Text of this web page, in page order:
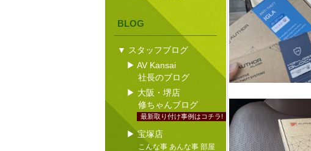
BLOG
▼ スタッフブログ
▶ AV Kansai
社長のブログ
▶ 大阪・堺店
修ちゃんブログ
最新取り付け事例はコチラ!
▶ 宝塚店
こんな事 あんな事 部屋